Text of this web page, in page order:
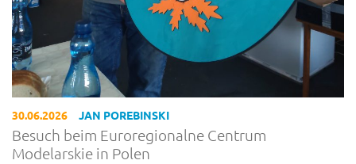
30.06.2026 JAN POREBINSKI
Besuch beim Euroregionalne Centrum
Modelarskie in Polen